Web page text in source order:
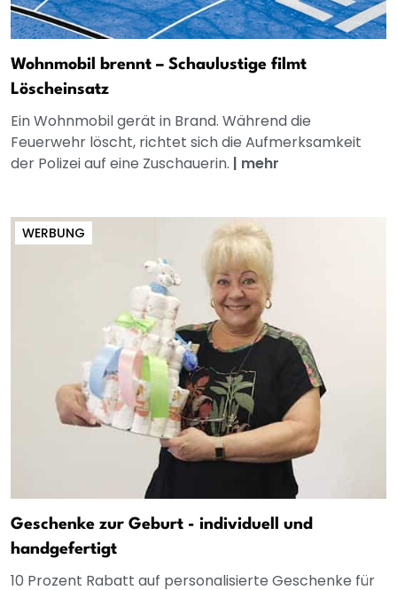
Wohnmobil brennt – Schaulustige filmt
Löscheinsatz
Ein Wohnmobil gerät in Brand. Während die
Feuerwehr löscht, richtet sich die Aufmerksamkeit
der Polizei auf eine Zuschauerin. | mehr
WERBUNG
Geschenke zur Geburt - individuell und
handgefertigt
10 Prozent Rabatt auf personalisierte Geschenke für